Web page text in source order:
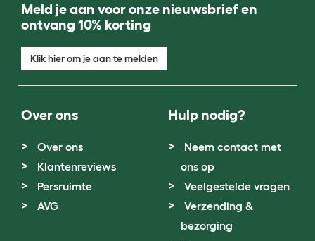
Meld je aan voor onze nieuwsbrief en
ontvang 10% korting
Klik hier om je aan te melden
Over ons
Over ons
Klantenreviews
Persruimte
AVG
Hulp nodig?
Neem contact met
ons op
Veelgestelde vragen
Verzending &
bezorging